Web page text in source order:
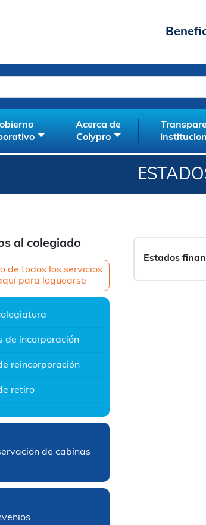
Acerca de
Colypro
al colegiado
de todos los servicios
para loguearse
de incorporación
reincorporación
retiro
de cabinas
Estados